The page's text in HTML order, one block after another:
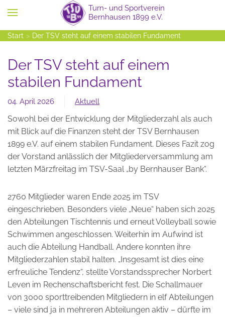
Zum Hauptinhalt springen
Start Der TSV steht auf einem stabilen Fundament
Der TSV steht auf einem
stabilen Fundament
04. April 2026 Aktuell
Sowohl bei der Entwicklung der Mitgliederzahl als auch
mit Blick auf die Finanzen steht der TSV Bernhausen
1899 e.V. auf einem stabilen Fundament. Dieses Fazit zog
der Vorstand anlässlich der Mitgliederversammlung am
letzten Märzfreitag im TSV-Saal „by Bernhauser Bank“.
2760 Mitglieder waren Ende 2025 im TSV
eingeschrieben. Besonders viele „Neue“ haben sich 2025
den Abteilungen Tischtennis und erneut Volleyball sowie
Schwimmen angeschlossen. Weiterhin im Aufwind ist
auch die Abteilung Handball. Andere konnten ihre
Mitgliederzahlen stabil halten. „Insgesamt ist dies eine
erfreuliche Tendenz“, stellte Vorstandssprecher Norbert
Leven im Rechenschaftsbericht fest. Die Schallmauer
von 3000 sporttreibenden Mitgliedern in elf Abteilungen
– viele sind ja in mehreren Abteilungen aktiv – dürfte im